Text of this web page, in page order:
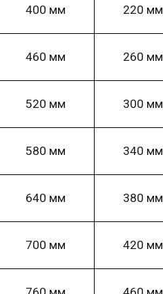
400 мм 220 мм
460 мм 260 мм
520 мм 300 мм
580 мм 340 мм
640 мм 380 мм
700 мм 420 мм